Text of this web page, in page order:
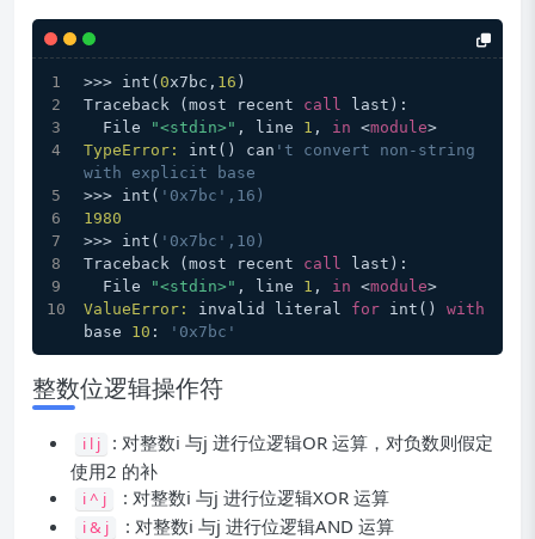
>>> int(0x7bc, 16 )
Traceback (most recent call
last):
  File
"<stdin>" , line 1 , in <module>
TypeError:
int() can 't convert non-string
with explicit base
>>> int( '0x7bc',16)
1980
>>> int( '0x7bc',10)
Traceback (most recent call
last):
  File
"<stdin>" , line 1 , in <module>
ValueError:
invalid literal for int() with
base 10 : '0x7bc'
整数位逻辑操作符
i l j
: 对整数i 与j 迸行位逻辑OR 运算，对负数则假定
使用2 的补
i ^ j : 对整数i 与j 进行位逻辑XOR 运算
i & j : 对整数i 与j 进行位逻辑AND 运算